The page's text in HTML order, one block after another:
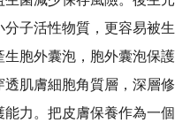
子活性物質，更容易被生
胞外囊泡，胞外囊泡保護
肌膚細胞角質層，深層修
力。把皮膚保養作為一個